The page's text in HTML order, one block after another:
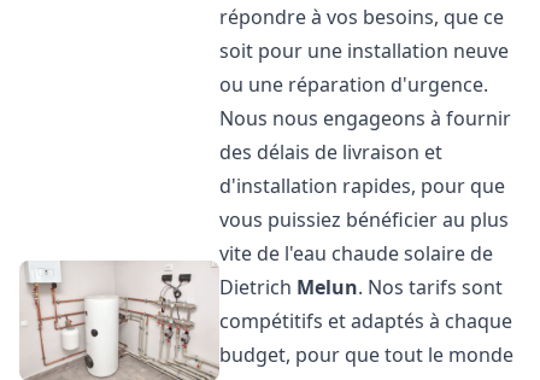
répondre à vos besoins, que ce
soit pour une installation neuve
ou une réparation d'urgence.
Nous nous engageons à fournir
des délais de livraison et
d'installation rapides, pour que
vous puissiez bénéficier au plus
vite de l'eau chaude solaire de
Dietrich Melun. Nos tarifs sont
compétitifs et adaptés à chaque
budget, pour que tout le monde